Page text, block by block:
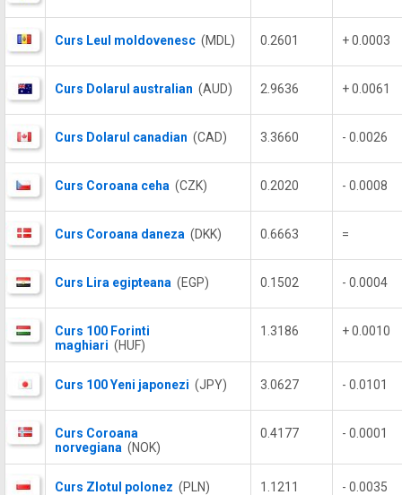
Curs Leul moldovenesc (MDL) 0.2601 + 0.0003
Curs Dolarul australian (AUD) 2.9636 + 0.0061
Curs Dolarul canadian (CAD) 3.3660 - 0.0026
Curs Coroana ceha (CZK) 0.2020 - 0.0008
Curs Coroana daneza (DKK) 0.6663 =
Curs Lira egipteana (EGP) 0.1502 - 0.0004
Curs 100 Forinti
maghiari (HUF)
1.3186 + 0.0010
Curs 100 Yeni japonezi (JPY) 3.0627 - 0.0101
Curs Coroana
norvegiana (NOK)
0.4177 - 0.0001
Curs Zlotul polonez (PLN) 1.1211 - 0.0035